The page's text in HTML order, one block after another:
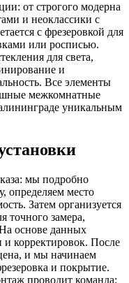
от строгого модерна
и неоклассики с
с фрезеровкой для
или росписью.
для света,
и
Все элементы
межкомнатные
уникальным
мы подробно
определяем место
Затем организуется
точного замера,
основе данных
и корректировок. После
и мы начинаем
и покрытие.
проводит команда: